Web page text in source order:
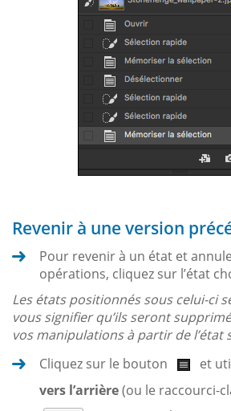
Revenir à une version
Pour revenir à un état et
opérations, cliquez sur l’état
Les états positionnés sous celui-ci
vous signifier qu’ils seront
vos manipulations à partir de l’état
Cliquez sur le bouton
et
vers l’arrière(ou le raccourci-